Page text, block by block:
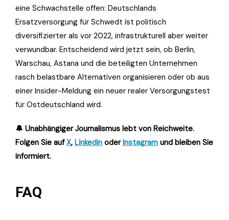
eine Schwachstelle offen: Deutschlands
Ersatzversorgung für Schwedt ist politisch
diversifizierter als vor 2022, infrastrukturell aber weiter
verwundbar. Entscheidend wird jetzt sein, ob Berlin,
Warschau, Astana und die beteiligten Unternehmen
rasch belastbare Alternativen organisieren oder ob aus
einer Insider-Meldung ein neuer realer Versorgungstest
für Ostdeutschland wird.
🔔 Unabhängiger Journalismus lebt von Reichweite.
Folgen Sie aufX, Linkedin oderInstagram und bleiben Sie
informiert.
FAQ